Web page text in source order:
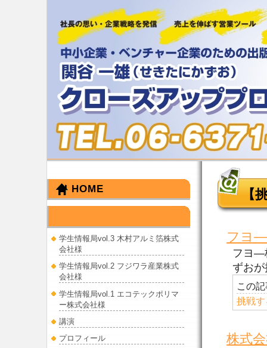
【
フヨ―
フヨ―
ずお
この
挑戦
株式
HOME
学生情報局vol.3 木村アルミ箔株式
会社様
学生情報局vol.2 フジワラ産業株式
会社様
学生情報局vol.1 エコテックポリマ
ー株式会社様
講演
プロフィール